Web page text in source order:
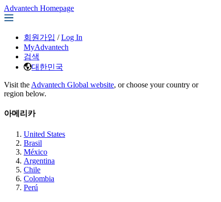
Advantech Homepage
회원가입 / Log In
MyAdvantech
검색
대한민국
Visit the Advantech Global website, or choose your country or
region below.
아메리카
United States
Brasil
México
Argentina
Chile
Colombia
Perú